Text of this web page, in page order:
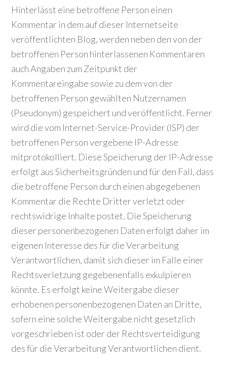
Hinterlässt eine betroffene Person einen
Kommentar in dem auf dieser Internetseite
veröffentlichten Blog, werden neben den von der
betroffenen Person hinterlassenen Kommentaren
auch Angaben zum Zeitpunkt der
Kommentareingabe sowie zu dem von der
betroffenen Person gewählten Nutzernamen
(Pseudonym) gespeichert und veröffentlicht. Ferner
wird die vom Internet-Service-Provider (ISP) der
betroffenen Person vergebene IP-Adresse
mitprotokolliert. Diese Speicherung der IP-Adresse
erfolgt aus Sicherheitsgründen und für den Fall, dass
die betroffene Person durch einen abgegebenen
Kommentar die Rechte Dritter verletzt oder
rechtswidrige Inhalte postet. Die Speicherung
dieser personenbezogenen Daten erfolgt daher im
eigenen Interesse des für die Verarbeitung
Verantwortlichen, damit sich dieser im Falle einer
Rechtsverletzung gegebenenfalls exkulpieren
könnte. Es erfolgt keine Weitergabe dieser
erhobenen personenbezogenen Daten an Dritte,
sofern eine solche Weitergabe nicht gesetzlich
vorgeschrieben ist oder der Rechtsverteidigung
des für die Verarbeitung Verantwortlichen dient.